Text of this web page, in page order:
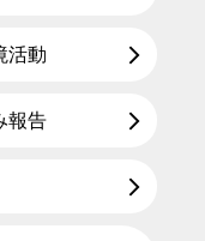
活動
報告